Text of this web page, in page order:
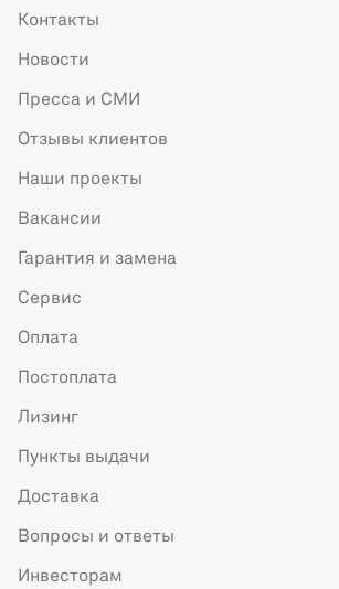
Контакты
Новости
Пресса и СМИ
Отзывы клиентов
Наши проекты
Вакансии
Гарантия и замена
Сервис
Оплата
Постоплата
Лизинг
Пункты выдачи
Доставка
Вопросы и ответы
Инвесторам